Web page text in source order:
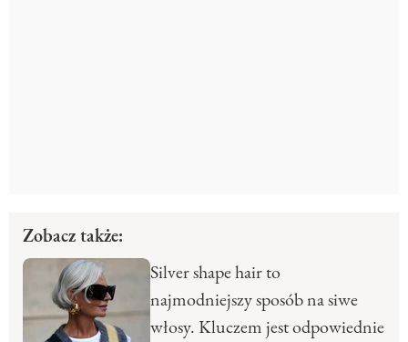
Zobacz także:
Silver shape hair to
najmodniejszy sposób na siwe
włosy. Kluczem jest odpowiednie